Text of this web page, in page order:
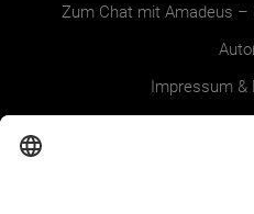
Zum Chat mit Amadeus –
Impressum &